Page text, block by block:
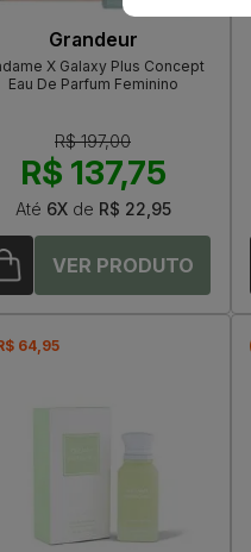
Grandeur
X Galaxy Plus Concept
Eau De Parfum Feminino
R$ 197,00
R$ 137,75
Até 6Xde R$ 22,95
64,95